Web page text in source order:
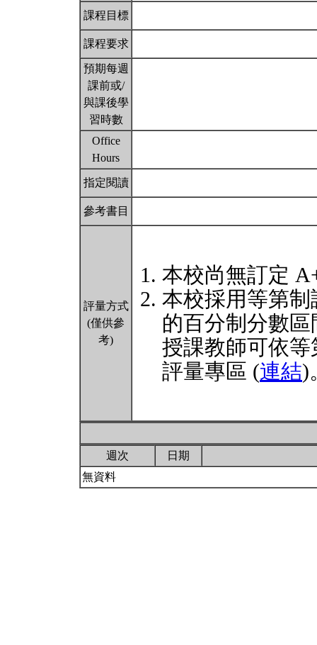
課程目標
課程要求
預期每週
課前或/
與課後學
習時數
Office
Hours
指定閱讀
參考書目
評量方式
(僅供參
考)
本校尚無訂定
本校採用等第
的百分制分數
授課教師可依
評量專區 (連結)
週次
日期
無資料